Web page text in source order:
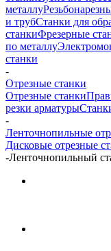
металлу
и трубСтанки для
станкиФрезерные
по металлу
станки
-
Отрезные станки
Отрезные станки
резки арматуры
-
Ленточнопильные
Дисковые отрезные
-Ленточнопильный